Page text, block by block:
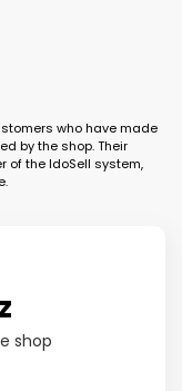
who have made
by the shop. Their
of the IdoSell system,
shop